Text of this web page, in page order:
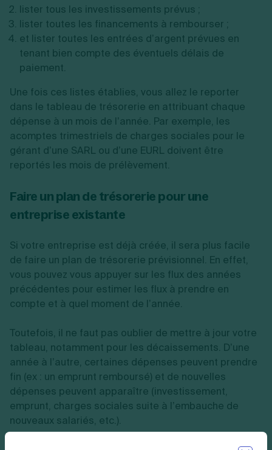
lister tous les investissements prévus ;
lister toutes les financements à rembourser ;
et lister toutes les entrées d’argent prévues en
tenant bien compte des éventuels délais de
paiement.
Une fois ces listes établies, vous allez le reporter
dans le tableau de trésorerie en attribuant chaque
dépense à un mois de l’année. Par exemple, les
acomptes trimestriels de charges sociales pour le
gérant d’une SARL ou d’une EURL doivent être
reportés les mois de prélèvement.
Faire un plan de trésorerie pour une
entreprise existante
Si votre entreprise est déjà créée, il sera plus facile
de faire un plan de trésorerie prévisionnel. En effet,
vous pouvez vous appuyer sur les flux des années
précédentes pour estimer les flux à prendre en
compte et à quel moment de l’année.
Toutefois, il ne faut pas oublier de mettre à jour votre
tableau, notamment pour les décaissements. D’une
année à l’autre, certaines dépenses peuvent prendre
fin (ex : un emprunt remboursé) et de nouvelles
dépenses peuvent apparaître (investissement,
emprunt, charges sociales suite à l’embauche de
nouveaux salariés, etc.).